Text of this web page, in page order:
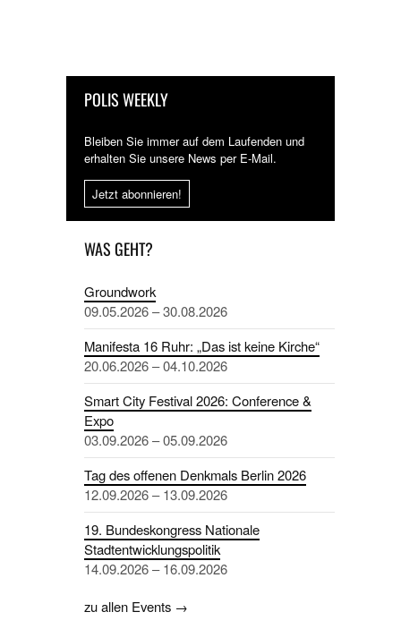
POLIS WEEKLY
Bleiben Sie immer auf dem Laufenden und
erhalten Sie unsere News per E-Mail.
Jetzt abonnieren!
WAS GEHT?
Groundwork
09.05.2026 – 30.08.2026
Manifesta 16 Ruhr: „Das ist keine Kirche“
20.06.2026 – 04.10.2026
Smart City Festival 2026: Conference &
Expo
03.09.2026 – 05.09.2026
Tag des offenen Denkmals Berlin 2026
12.09.2026 – 13.09.2026
19. Bundeskongress Nationale
Stadtentwicklungspolitik
14.09.2026 – 16.09.2026
zu allen Events →